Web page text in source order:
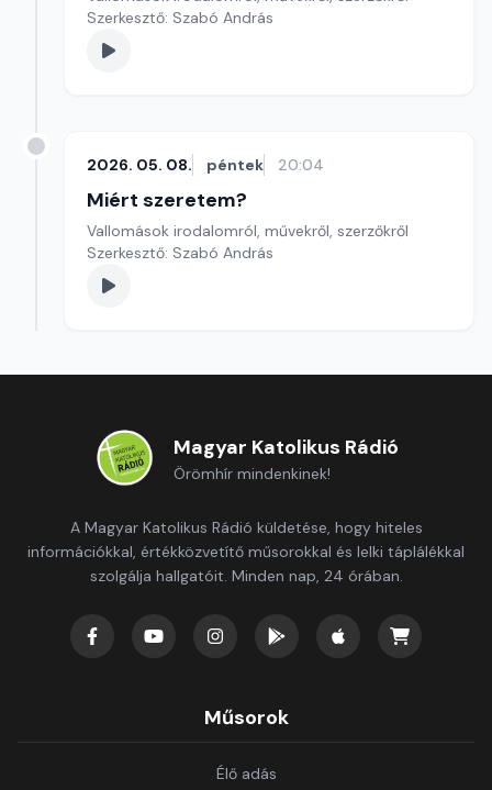
Szerkesztő: Szabó András
2026. 05. 08. péntek 20:04
Miért szeretem?
Vallomások irodalomról, művekről, szerzőkről
Szerkesztő: Szabó András
Magyar Katolikus Rádió
Örömhír mindenkinek!
A Magyar Katolikus Rádió küldetése, hogy hiteles
információkkal, értékközvetítő műsorokkal és lelki táplálékkal
szolgálja hallgatóit. Minden nap, 24 órában.
Műsorok
Élő adás